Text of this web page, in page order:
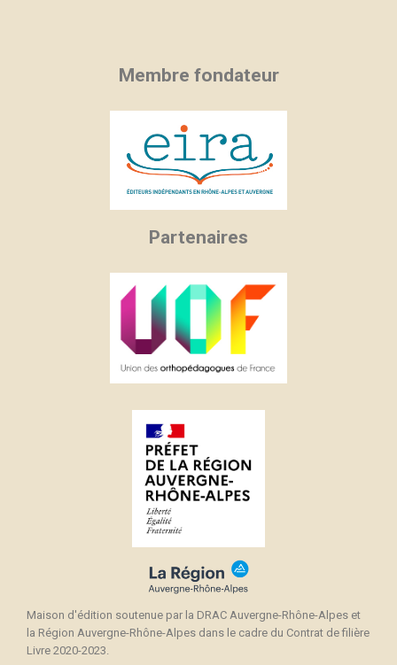
Membre fondateur
Partenaires
Maison d'édition soutenue par la DRAC Auvergne-Rhône-Alpes et
la Région Auvergne-Rhône-Alpes dans le cadre du Contrat de filière
Livre 2020-2023.